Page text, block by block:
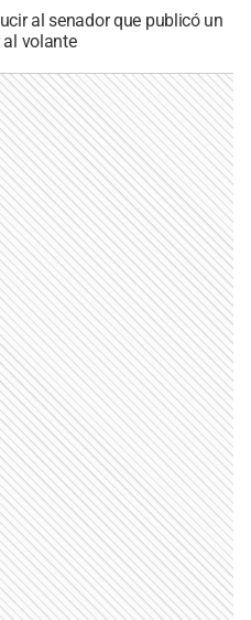
al senador que publicó un
volante